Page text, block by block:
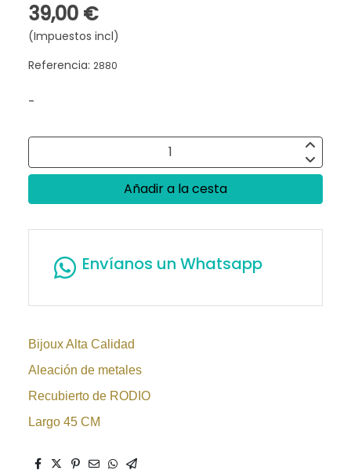
39,00 €
(Impuestos incl)
Referencia: 2880
-
Añadir a la cesta
Envíanos un Whatsapp
Bijoux Alta Calidad
Aleación de metales
Recubierto de RODIO
Largo 45 CM